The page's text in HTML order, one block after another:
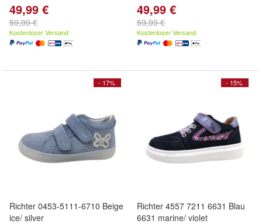
49,99 €
59,99 €
Kostenloser Versand
49,99 €
59,99 €
Kostenloser Versand
- 17%
Richter 0453-5111-6710 Beige
ice/ silver
- 15%
Richter 4557 7211 6631 Blau
6631 marine/ violet